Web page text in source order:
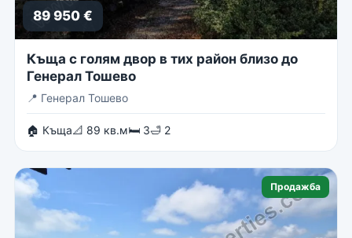
89 950 €
Къща с голям двор в тих район близо до
Генерал Тошево
📍 Генерал Тошево
🏠 Къща📐 89 кв.м🛏 3🛁 2
Продажба